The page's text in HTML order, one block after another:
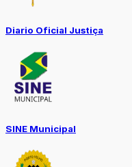
Diario Oficial Justiça
SINE Municipal